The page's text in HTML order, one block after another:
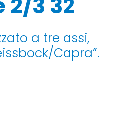
2/3 32
a tre assi,
Capra”.